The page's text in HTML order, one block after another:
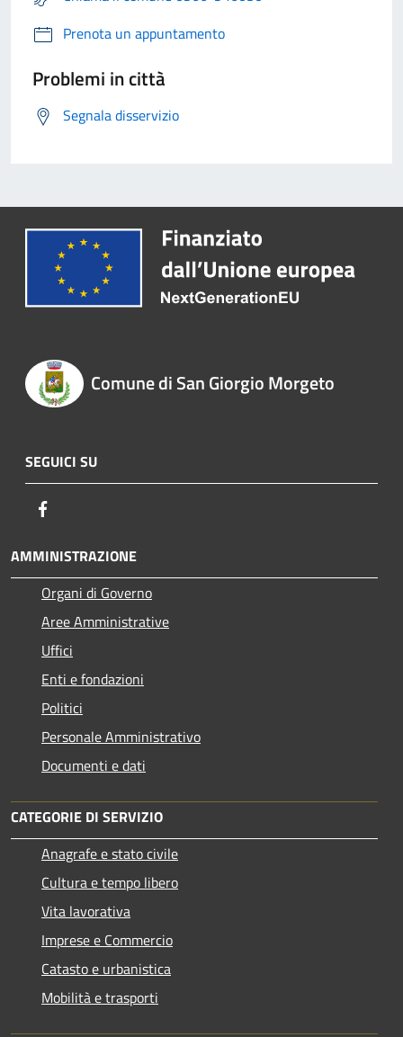
Prenota un appuntamento
Problemi in città
Segnala disservizio
Comune di San Giorgio Morgeto
SEGUICI SU
AMMINISTRAZIONE
Organi di Governo
Aree Amministrative
Uffici
Enti e fondazioni
Politici
Personale Amministrativo
Documenti e dati
CATEGORIE DI SERVIZIO
Anagrafe e stato civile
Cultura e tempo libero
Vita lavorativa
Imprese e Commercio
Catasto e urbanistica
Mobilità e trasporti